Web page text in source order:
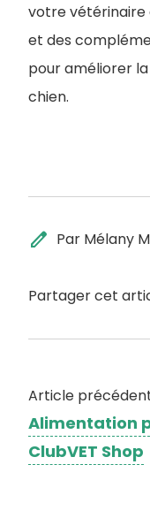
votre vétérinaire
et des
pour améliorer
chien.
edit Par Mélany
Partager cet
Article
Alimentation
ClubVET Shop